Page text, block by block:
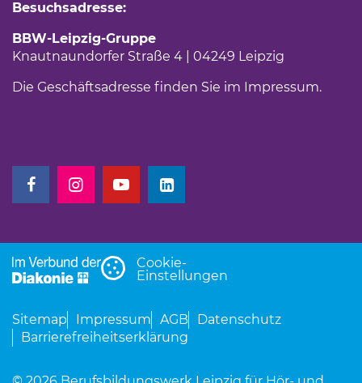
Besuchsadresse:
BBW-Leipzig-Gruppe
Knautnaundorfer Straße 4 | 04249 Leipzig
Die Geschäftsadresse finden Sie im Impressum.
(Link öffnet einen neuen Tab)
(Link öffnet einen neuen Tab)
(Link öffnet einen neuen Tab)
(Link öffnet einen neuen Tab)
Cookie-
Einstellungen
Sitemap Impressum AGB
Datenschutz
Barrierefreiheitserklärung